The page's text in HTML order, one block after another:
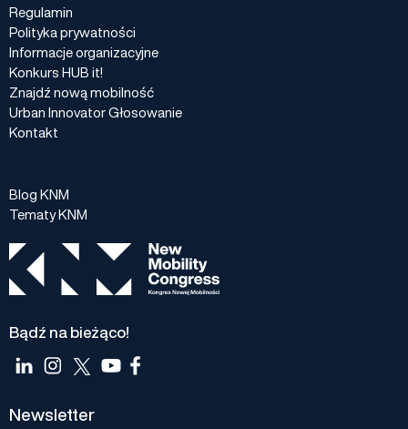
Regulamin
Polityka prywatności
Informacje organizacyjne
Konkurs HUB it!
Znajdź nową mobilność
Urban Innovator Głosowanie
Kontakt
Blog KNM
Tematy KNM
Bądź na bieżąco!
Newsletter